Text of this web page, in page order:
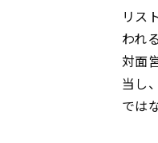
リス
われ
対面
当し
では